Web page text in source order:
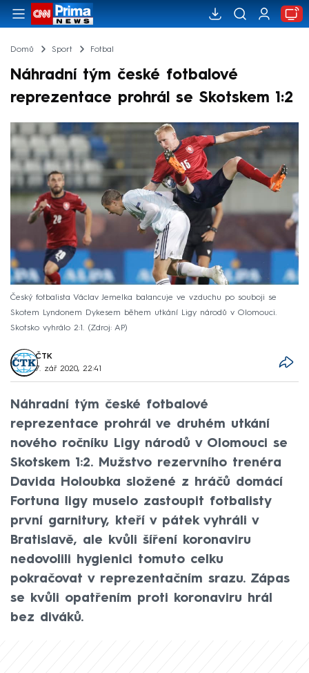
Domů Sport Fotbal
Náhradní tým české fotbalové
reprezentace prohrál se Skotskem 1:2
Český fotbalista Václav Jemelka balancuje ve vzduchu po souboji se
Skotem Lyndonem Dykesem během utkání Ligy národů v Olomouci.
Skotsko vyhrálo 2:1.
Zdroj: AP
ČTK
7. zář 2020, 22:41
Náhradní tým české fotbalové
reprezentace prohrál ve druhém utkání
nového ročníku Ligy národů v Olomouci se
Skotskem 1:2. Mužstvo rezervního trenéra
Davida Holoubka složené z hráčů domácí
Fortuna ligy muselo zastoupit fotbalisty
první garnitury, kteří v pátek vyhráli v
Bratislavě, ale kvůli šíření koronaviru
nedovolili hygienici tomuto celku
pokračovat v reprezentačním srazu. Zápas
se kvůli opatřením proti koronaviru hrál
bez diváků.